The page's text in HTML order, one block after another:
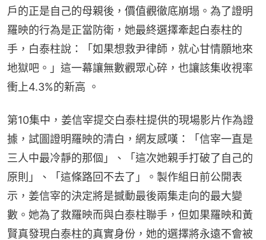
戶的正是自己的母親後，價值觀徹底崩塌。為了證明
羅映的行為是正當防衛，她最終選擇牽起白泰柱的
手，白泰柱說：「如果想救尹律師，就心甘情願地來
地獄吧。」這一幕讓無數觀眾心碎，也讓該集收視率
衝上4.3%的新高 。
第10集中，姜信宰提交白泰柱提供的現場影片作為證
據，試圖證明羅映的清白，網友感嘆：「信宰一直是
三人中最冷靜的那個」、「這次她親手打破了自己的
原則」、「這條路回不去了」。製作組日前公開表
示，姜信宰的決定將是撼動最後兩集走向的最大變
數。她為了救羅映而與白泰柱聯手，但如果羅映和黃
賢真發現白泰柱的真實身份，她的選擇將永遠不會被